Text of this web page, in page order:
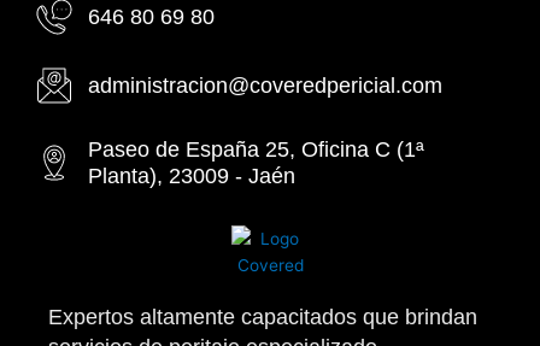
646 80 69 80
administracion@coveredpericial.com
Paseo de España 25, Oficina C (1ª
Planta), 23009 - Jaén
Expertos altamente capacitados que brindan